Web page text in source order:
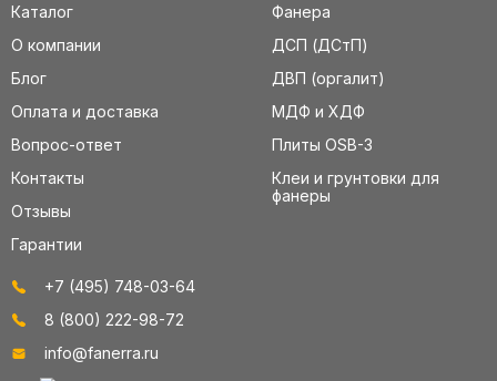
Каталог
О компании
Блог
Оплата и доставка
Вопрос-ответ
Контакты
Отзывы
Гарантии
Фанера
ДСП (ДСтП)
ДВП (оргалит)
МДФ и ХДФ
Плиты OSB-3
Клеи и грунтовки для
фанеры
+7 (495) 748-03-64
8 (800) 222-98-72
info@fanerra.ru